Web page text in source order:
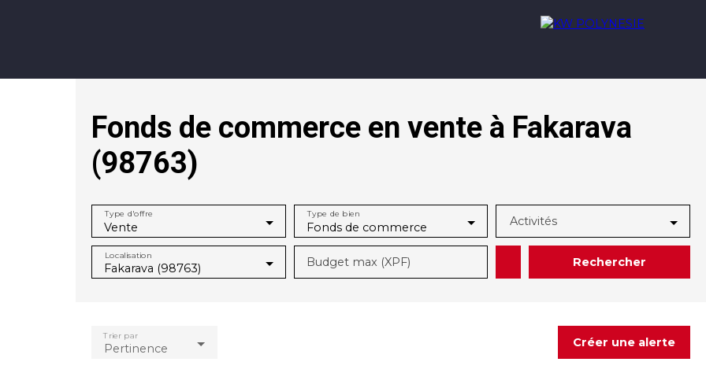
Annonces Vendre avec KW Estimer Acheter Louer Nous rejoindre Contact
Fonds de commerce en vente à Fakarava
(98763)
Vente
Type d'offre
Fonds de commerce
Type de bien Activités
Fakarava (98763)
Localisation Budget max (XPF) Rechercher
Pertinence
Trier par Créer une alerte